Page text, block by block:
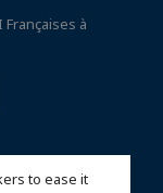
to ease it
à